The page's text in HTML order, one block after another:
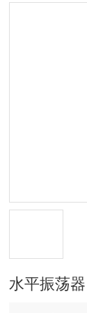
水平振荡器